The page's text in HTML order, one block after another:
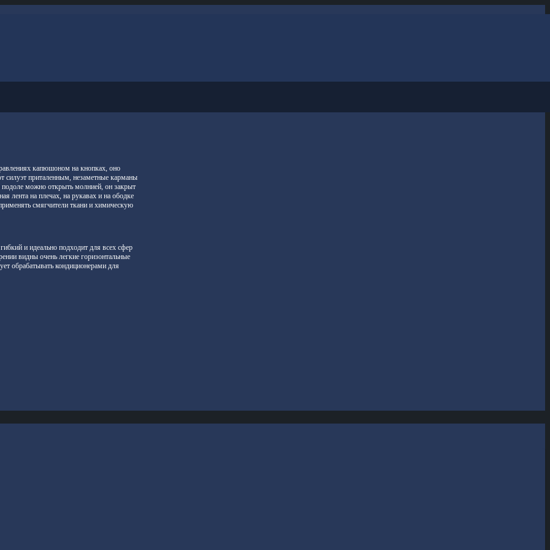
капюшоном на кнопках, оно
силуэт приталенным, незаметные карманы
можно открыть молнией, он закрыт
лента на плечах, на рукавах и на ободке
смягчители ткани и химическую
и идеально подходит для всех сфер
видны очень легкие горизонтальные
обрабатывать кондиционерами для